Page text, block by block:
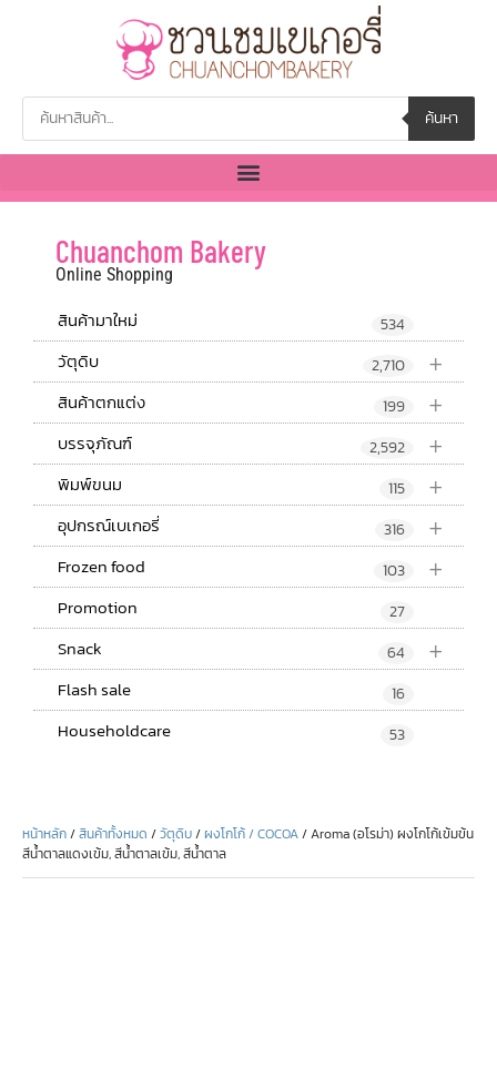
ค้นหา
Chuanchom Bakery
Online Shopping
สินค้ามาใหม่ 534
+
วัตุดิบ 2,710
+
สินค้าตกแต่ง 199
+
บรรจุภัณฑ์ 2,592
+
พิมพ์ขนม 115
+
อุปกรณ์เบเกอรี่ 316
+
Frozen food 103
Promotion 27
+
Snack 64
Flash sale 16
Householdcare 53
หน้าหลัก/สินค้าทั้งหมด /วัตุดิบ/ผงโกโก้ / COCOA/ Aroma (อโรม่า) ผงโกโก้เข้มข้น
สีน้ำตาลแดงเข้ม, สีน้ำตาลเข้ม, สีน้ำตาล